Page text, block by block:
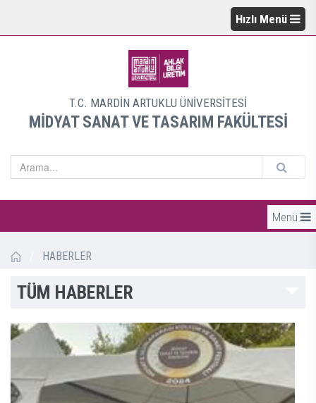
Hızlı Menü
T.C. MARDİN ARTUKLU ÜNİVERSİTESİ
MİDYAT SANAT VE TASARIM FAKÜLTESİ
Menü
HABERLER
TÜM HABERLER